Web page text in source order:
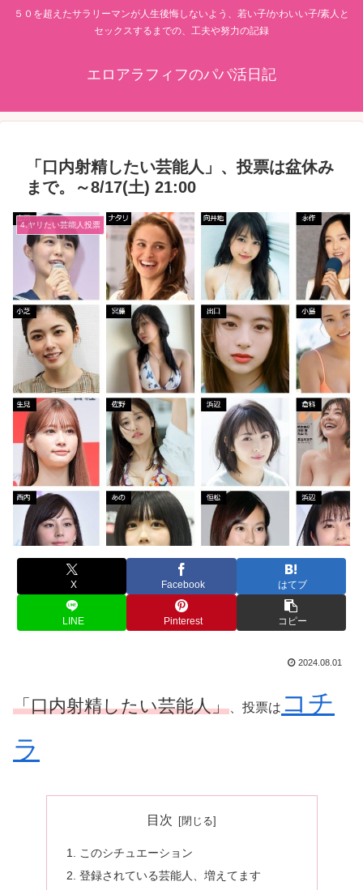
５０を超えたサラリーマンが人生後悔しないよう、若い子/かわいい子/素人と
セックスするまでの、工夫や努力の記録
エロアラフィフのパパ活日記
「口内射精したい芸能人」、投票は盆休み
まで。～8/17(土) 21:00
4.ヤリたい芸能人投票
X Facebook はてブ
LINE Pinterest コピー
2024.08.01
「口内射精したい芸能人」 、投票は コチ
ラ
目次
このシチュエーション
登録されている芸能人、増えてます